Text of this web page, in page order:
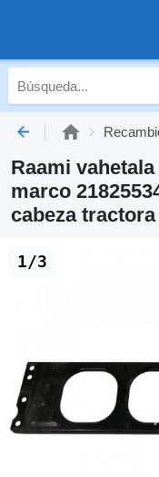
Raami
marco
cabeza tractora
1/3